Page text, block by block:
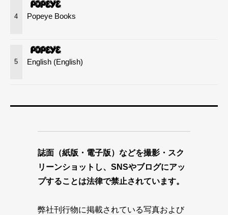
4 Popeye Books
5 English (English)
誌面（紙版・電子版）などを撮影・スク
リーンショットし、SNSやブログにアッ
プすることは法律で禁止されています。
弊社刊行物に掲載されている写真および